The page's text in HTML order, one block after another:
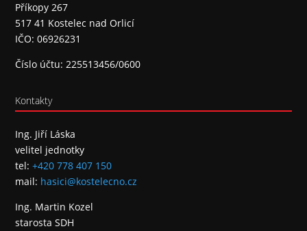
Příkopy 267
517 41 Kostelec nad Orlicí
IČO: 06926231
Číslo účtu: 225513456/0600
Kontakty
Ing. Jiří Láska
velitel jednotky
tel:+420 778 407 150
mail: hasici@kostelecno.cz
Ing. Martin Kozel
starosta SDH